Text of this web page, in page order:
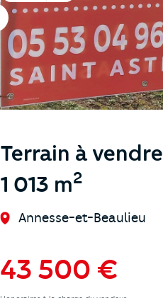
Terrain à vendre
1 013 m2
Annesse-et-Beaulieu
43 500 €